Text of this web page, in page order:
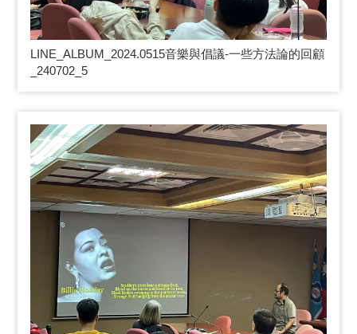
LINE_ALBUM_2024.0515音樂與倡議-一些方法論的回顧
_240702_5